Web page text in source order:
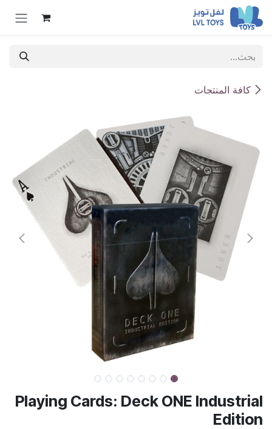
تخطي للذهاب إلى المحتوى
كافة المنتجات
Playing Cards: Deck ONE Industrial
Edition